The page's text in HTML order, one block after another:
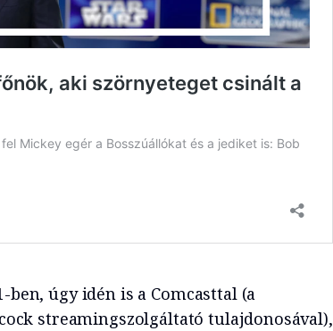
ben, úgy idén is a Comcasttal (a
streamingszolgáltató tulajdonosával),